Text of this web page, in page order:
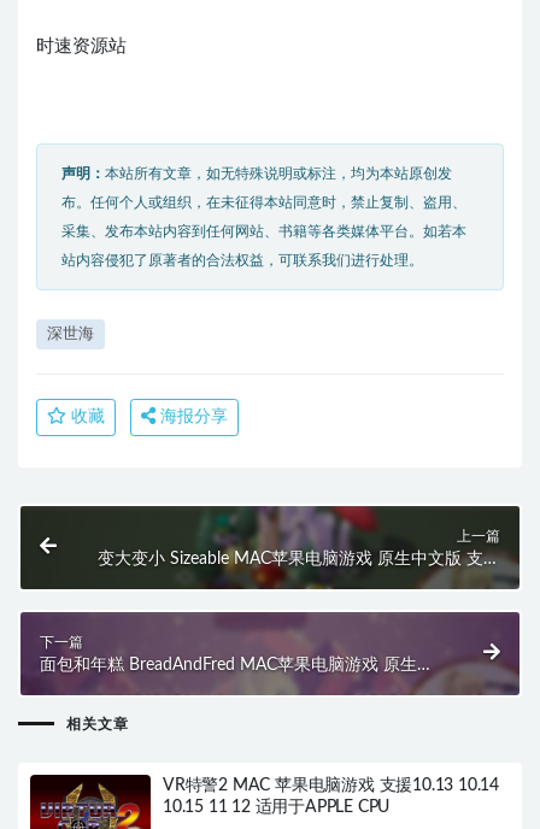
时速资源站
声明： 本站所有文章，如无特殊说明或标注，均为本站原创发
布。任何个人或组织，在未征得本站同意时，禁止复制、盗用、
采集、发布本站内容到任何网站、书籍等各类媒体平台。如若本
站内容侵犯了原著者的合法权益，可联系我们进行处理。
深世海
收藏 海报分享
上一篇
变大变小 Sizeable MAC苹果电脑游戏 原生中文版 支持
11 12 13 14
下一篇
面包和年糕 BreadAndFred MAC苹果电脑游戏 原生中
相关文章
VR特警2 MAC 苹果电脑游戏 支援10.13 10.14
10.15 11 12 适用于APPLE CPU